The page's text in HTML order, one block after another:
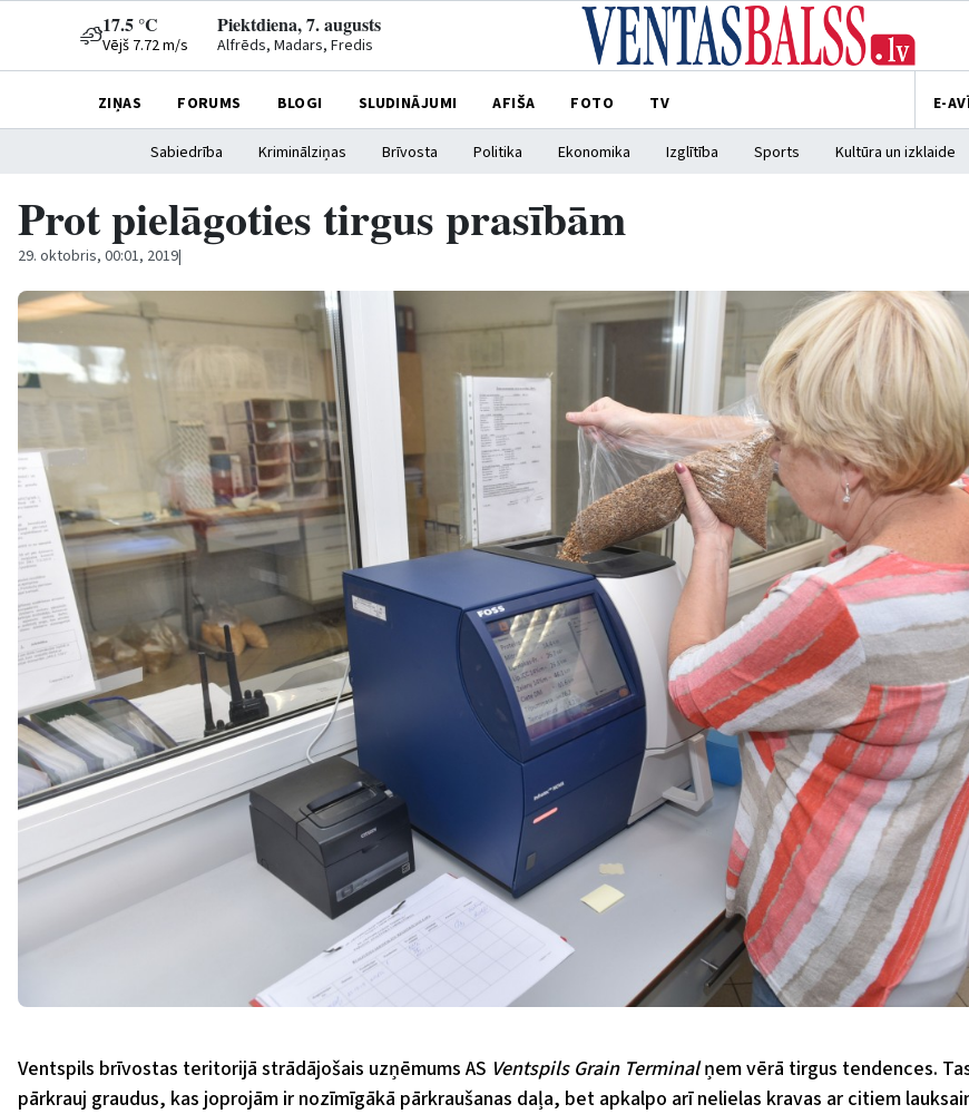
17.5 °C
Vējš 7.72 m/s
Piektdiena, 7. augusts
Alfrēds, Madars, Fredis
ZIŅAS FORUMS BLOGI SLUDINĀJUMI AFIŠA FOTO TV E-
Sabiedrība Kriminālziņas Brīvosta Politika Ekonomika Izglītība Sports Kultūra un izklaide
Prot pielāgoties tirgus prasībām
29. oktobris, 00:01, 2019|
Ventspils brīvostas teritorijā strādājošais uzņēmums AS Ventspils Grain Terminalņem vērā tirgus tendences.
pārkrauj graudus, kas joprojām ir nozīmīgākā pārkraušanas daļa, bet apkalpo arī nelielas kravas ar citiem